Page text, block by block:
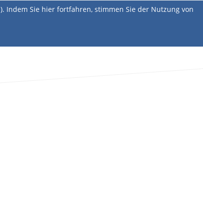
). Indem Sie hier fortfahren, stimmen Sie der Nutzung von